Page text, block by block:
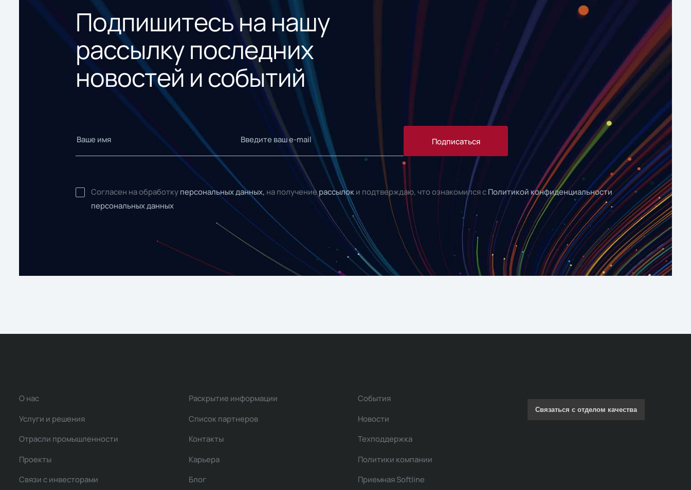
Подпишитесь на нашу
рассылку последних
новостей и событий
Подписаться
Согласен на обработку персональных данных, на получениерассылок и подтверждаю, что ознакомился с Политикой конфиденциальности
персональных данных
О нас
Услуги и решения
Отрасли промышленности
Проекты
Связи с инвесторами
Раскрытие информации
Список партнеров
Контакты
Карьера
Блог
События
Новости
Техподдержка
Политики компании
Приемная Softline
Связаться с отделом качества